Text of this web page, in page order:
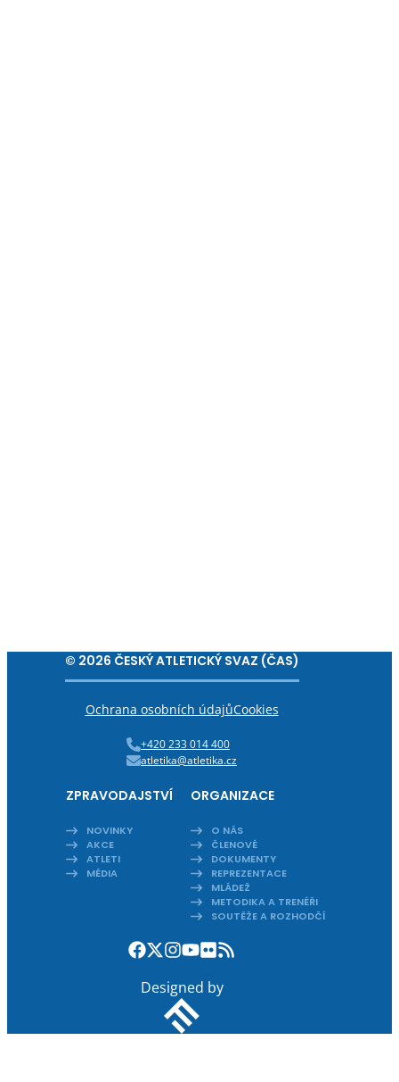
© 2026 ČESKÝ ATLETICKÝ SVAZ (ČAS)
Ochrana osobních údajůCookies
+420 233 014 400
atletika@atletika.cz
ZPRAVODAJSTVÍ
NOVINKY
AKCE
ATLETI
MÉDIA
ORGANIZACE
O NÁS
ČLENOVÉ
DOKUMENTY
REPREZENTACE
MLÁDEŽ
METODIKA A TRENÉŘI
SOUTĚŽE A ROZHODČÍ
Designed by